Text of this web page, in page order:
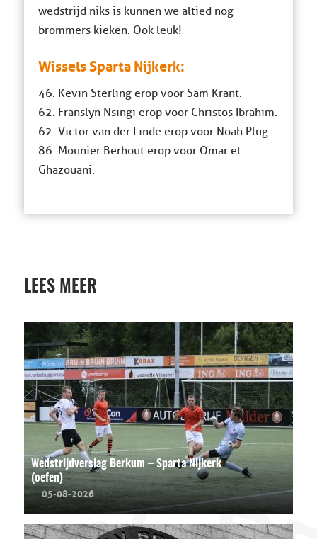
wedstrijd niks is kunnen we altied nog
brommers kieken. Ook leuk!
Wissels Sparta Nijkerk:
46. Kevin Sterling erop voor Sam Krant.
62. Franslyn Nsingi erop voor Christos Ibrahim.
62. Victor van der Linde erop voor Noah Plug.
86. Mounier Berhout erop voor Omar el
Ghazouani.
LEES MEER
Wedstrijdverslag Berkum – Sparta Nijkerk
(oefen)
05-08-2026